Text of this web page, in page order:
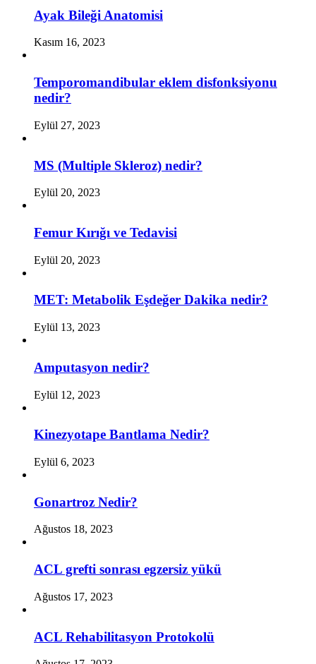
Ayak Bileği Anatomisi
Kasım 16, 2023
Temporomandibular eklem disfonksiyonu
nedir?
Eylül 27, 2023
MS (Multiple Skleroz) nedir?
Eylül 20, 2023
Femur Kırığı ve Tedavisi
Eylül 20, 2023
MET: Metabolik Eşdeğer Dakika nedir?
Eylül 13, 2023
Amputasyon nedir?
Eylül 12, 2023
Kinezyotape Bantlama Nedir?
Eylül 6, 2023
Gonartroz Nedir?
Ağustos 18, 2023
ACL grefti sonrası egzersiz yükü
Ağustos 17, 2023
ACL Rehabilitasyon Protokolü